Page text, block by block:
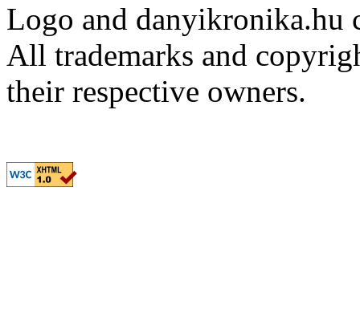
Logo and
All trademarks and
their respective owners.